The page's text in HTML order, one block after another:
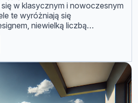
w klasycznym i nowoczesnym
te wyróżniają się
niewielką liczbą
oraz dużą
funkcję dekoracyjną oraz
balkonów, balustrad
w naszej ofercie Q-STAL.
alternatywą dla
są modele francuskie, […]